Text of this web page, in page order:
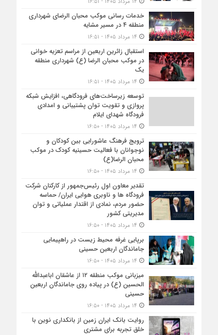
خدمات رسانی موکب محبان الرضای شهرداری
منطقه ۴ در مسیر مشایه
استقبال زائرین اربعین از مراسم تعزیه خوانی
در موکب محبان الرضا (ع) شهرداری منطقه
یک
توسعه زیرساخت‌های فرودگاهی، افزایش شبکه
پروازی و تقویت توان پشتیبانی و امدادی
فرودگاه شهدای ایلام
ترویج فرهنگ عاشورایی بین کودکان و
نوجوانان با فعالیت حسینیه کودک در موکب
محبان الرضا(ع)
تقدیر معاون اول رئیس‌جمهور از کارکنان شرکت
فرودگاه ها و ناوبری هوایی ایران/ حماسه
حضور مردم، نمادی از اقتدار عملیاتی و توان
مدیریتی کشور
برپایی غرفه محیط زیست در راهپیمایی
جاماندگان اربعین حسینی
میزبانی موکب منطقه ۱۲ از عاشقان اباعبدالله
الحسین (ع) در پیاده روی جاماندگان اربعین
حسینی
روایت بانک ایران زمین از بانکداری نوین با
خلق تجربه برای مشتری